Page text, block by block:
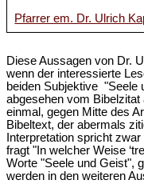
Pfarrer em. Dr. Ulrich
Diese Aussagen von Dr.
wenn der interessierte
beiden Subjektive "Seele
abgesehen vom
einmal, gegen Mitte des
Bibeltext, der abermals
Interpretation spricht
fragt "In welcher Weise
Worte "Seele und Geist",
werden in den weiteren